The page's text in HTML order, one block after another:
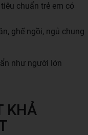
chuẩn trẻ em có
ghế ngồi, ngủ chung
như người lớn
KHẢ